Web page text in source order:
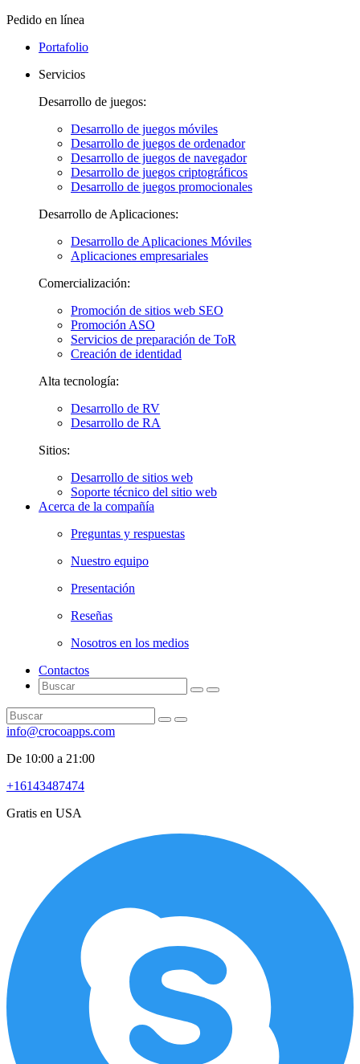
Pedido en línea
Portafolio
Servicios
Desarrollo de juegos:
Desarrollo de juegos móviles
Desarrollo de juegos de ordenador
Desarrollo de juegos de navegador
Desarrollo de juegos criptográficos
Desarrollo de juegos promocionales
Desarrollo de Aplicaciones:
Desarrollo de Aplicaciones Móviles
Aplicaciones empresariales
Comercialización:
Promoción de sitios web SEO
Promoción ASO
Servicios de preparación de ToR
Creación de identidad
Alta tecnología:
Desarrollo de RV
Desarrollo de RA
Sitios:
Desarrollo de sitios web
Soporte técnico del sitio web
Acerca de la compañía
Preguntas y respuestas
Nuestro equipo
Presentación
Reseñas
Nosotros en los medios
Contactos
info@crocoapps.com
De 10:00 a 21:00
+16143487474
Gratis en USA